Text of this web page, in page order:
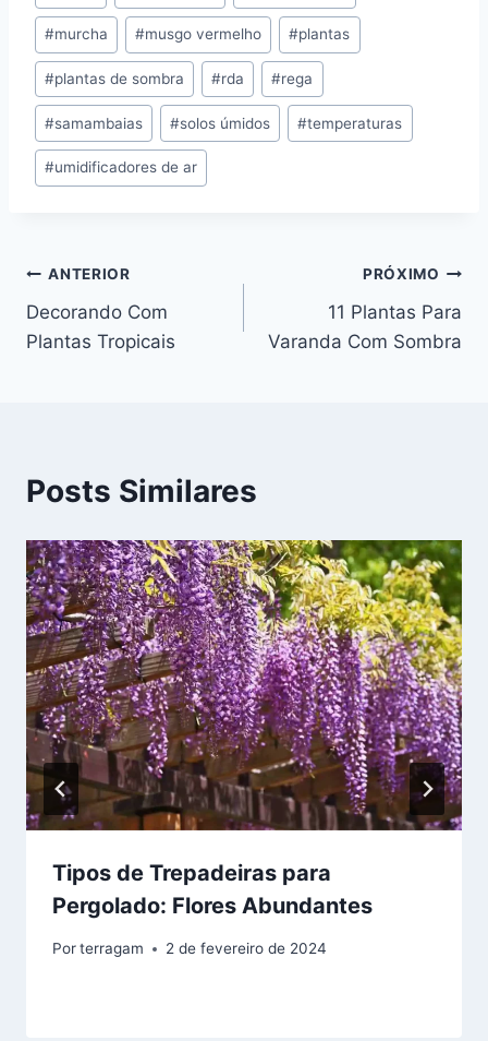
#murcha #musgo vermelho #plantas
#plantas de sombra #rda #rega
#samambaias #solos úmidos #temperaturas
#umidificadores de ar
Navegação
de
ANTERIOR
Decorando Com
Plantas Tropicais
PRÓXIMO
11 Plantas Para
Varanda Com Sombra
Posts Similares
Tipos de Trepadeiras para
Pergolado: Flores Abundantes
Porterragam 2 de fevereiro de 2024